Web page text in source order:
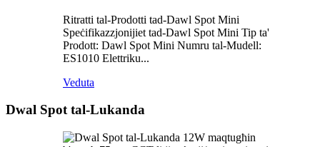
Ritratti tal-Prodotti tad-Dawl Spot Mini
Speċifikazzjonijiet tad-Dawl Spot Mini Tip ta'
Prodott: Dawl Spot Mini Numru tal-Mudell:
ES1010 Elettriku...
Veduta
Dwal Spot tal-Lukanda